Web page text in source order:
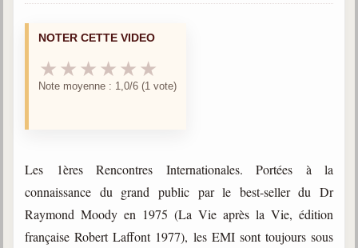
Ouvrages
Bibliothèque spirite
Newsletters
Sujets du mois
NOTER CETTE VIDEO
★ ★ ★ ★ ★ ★
Note moyenne : 1,0/6 (1 vote)
Les 1ères Rencontres Internationales. Portées à la
connaissance du grand public par le best-seller du Dr
Raymond Moody en 1975 (La Vie après la Vie, édition
française Robert Laffont 1977), les EMI sont toujours sous